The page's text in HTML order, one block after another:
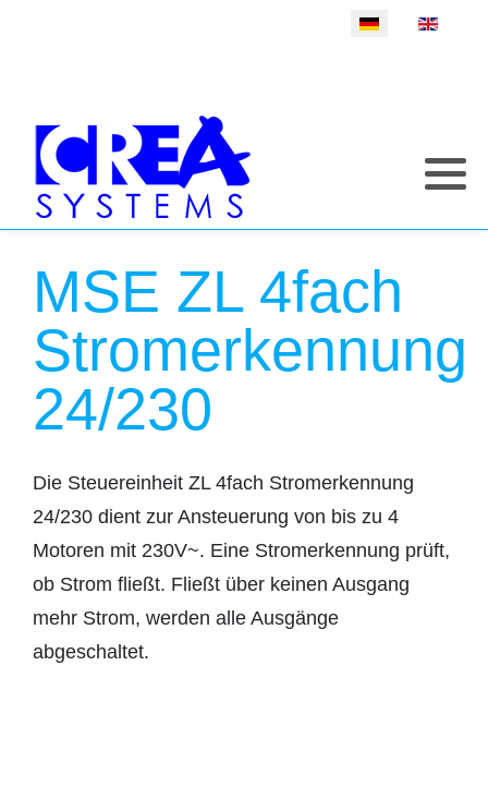
Sprache auswählen
MSE ZL 4fach
Stromerkennung
24/230
Die Steuereinheit ZL 4fach Stromerkennung
24/230 dient zur Ansteuerung von bis zu 4
Motoren mit 230V~. Eine Stromerkennung prüft,
ob Strom fließt. Fließt über keinen Ausgang
mehr Strom, werden alle Ausgänge
abgeschaltet.